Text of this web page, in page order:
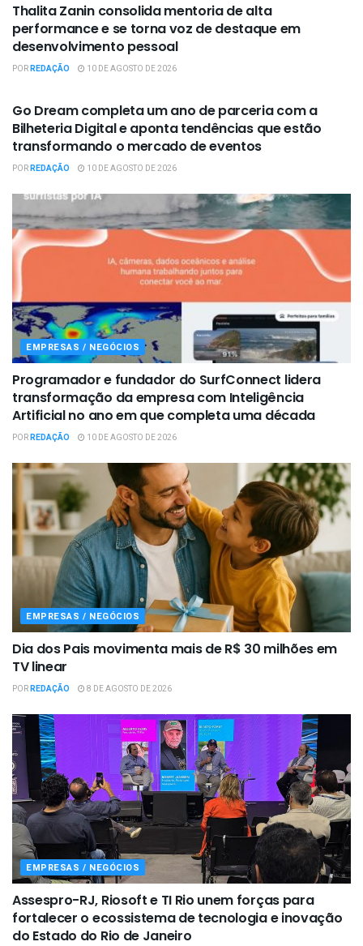
Thalita Zanin consolida mentoria de alta
performance e se torna voz de destaque em
desenvolvimento pessoal
PORREDAÇÃO 10 DE AGOSTO DE 2026
Go Dream completa um ano de parceria com a
Bilheteria Digital e aponta tendências que estão
transformando o mercado de eventos
PORREDAÇÃO 10 DE AGOSTO DE 2026
EMPRESAS / NEGÓCIOS
Programador e fundador do SurfConnect lidera
transformação da empresa com Inteligência
Artificial no ano em que completa uma década
PORREDAÇÃO 10 DE AGOSTO DE 2026
EMPRESAS / NEGÓCIOS
Dia dos Pais movimenta mais de R$ 30 milhões em
TV linear
PORREDAÇÃO 8 DE AGOSTO DE 2026
EMPRESAS / NEGÓCIOS
Assespro-RJ, Riosoft e TI Rio unem forças para
fortalecer o ecossistema de tecnologia e inovação
do Estado do Rio de Janeiro